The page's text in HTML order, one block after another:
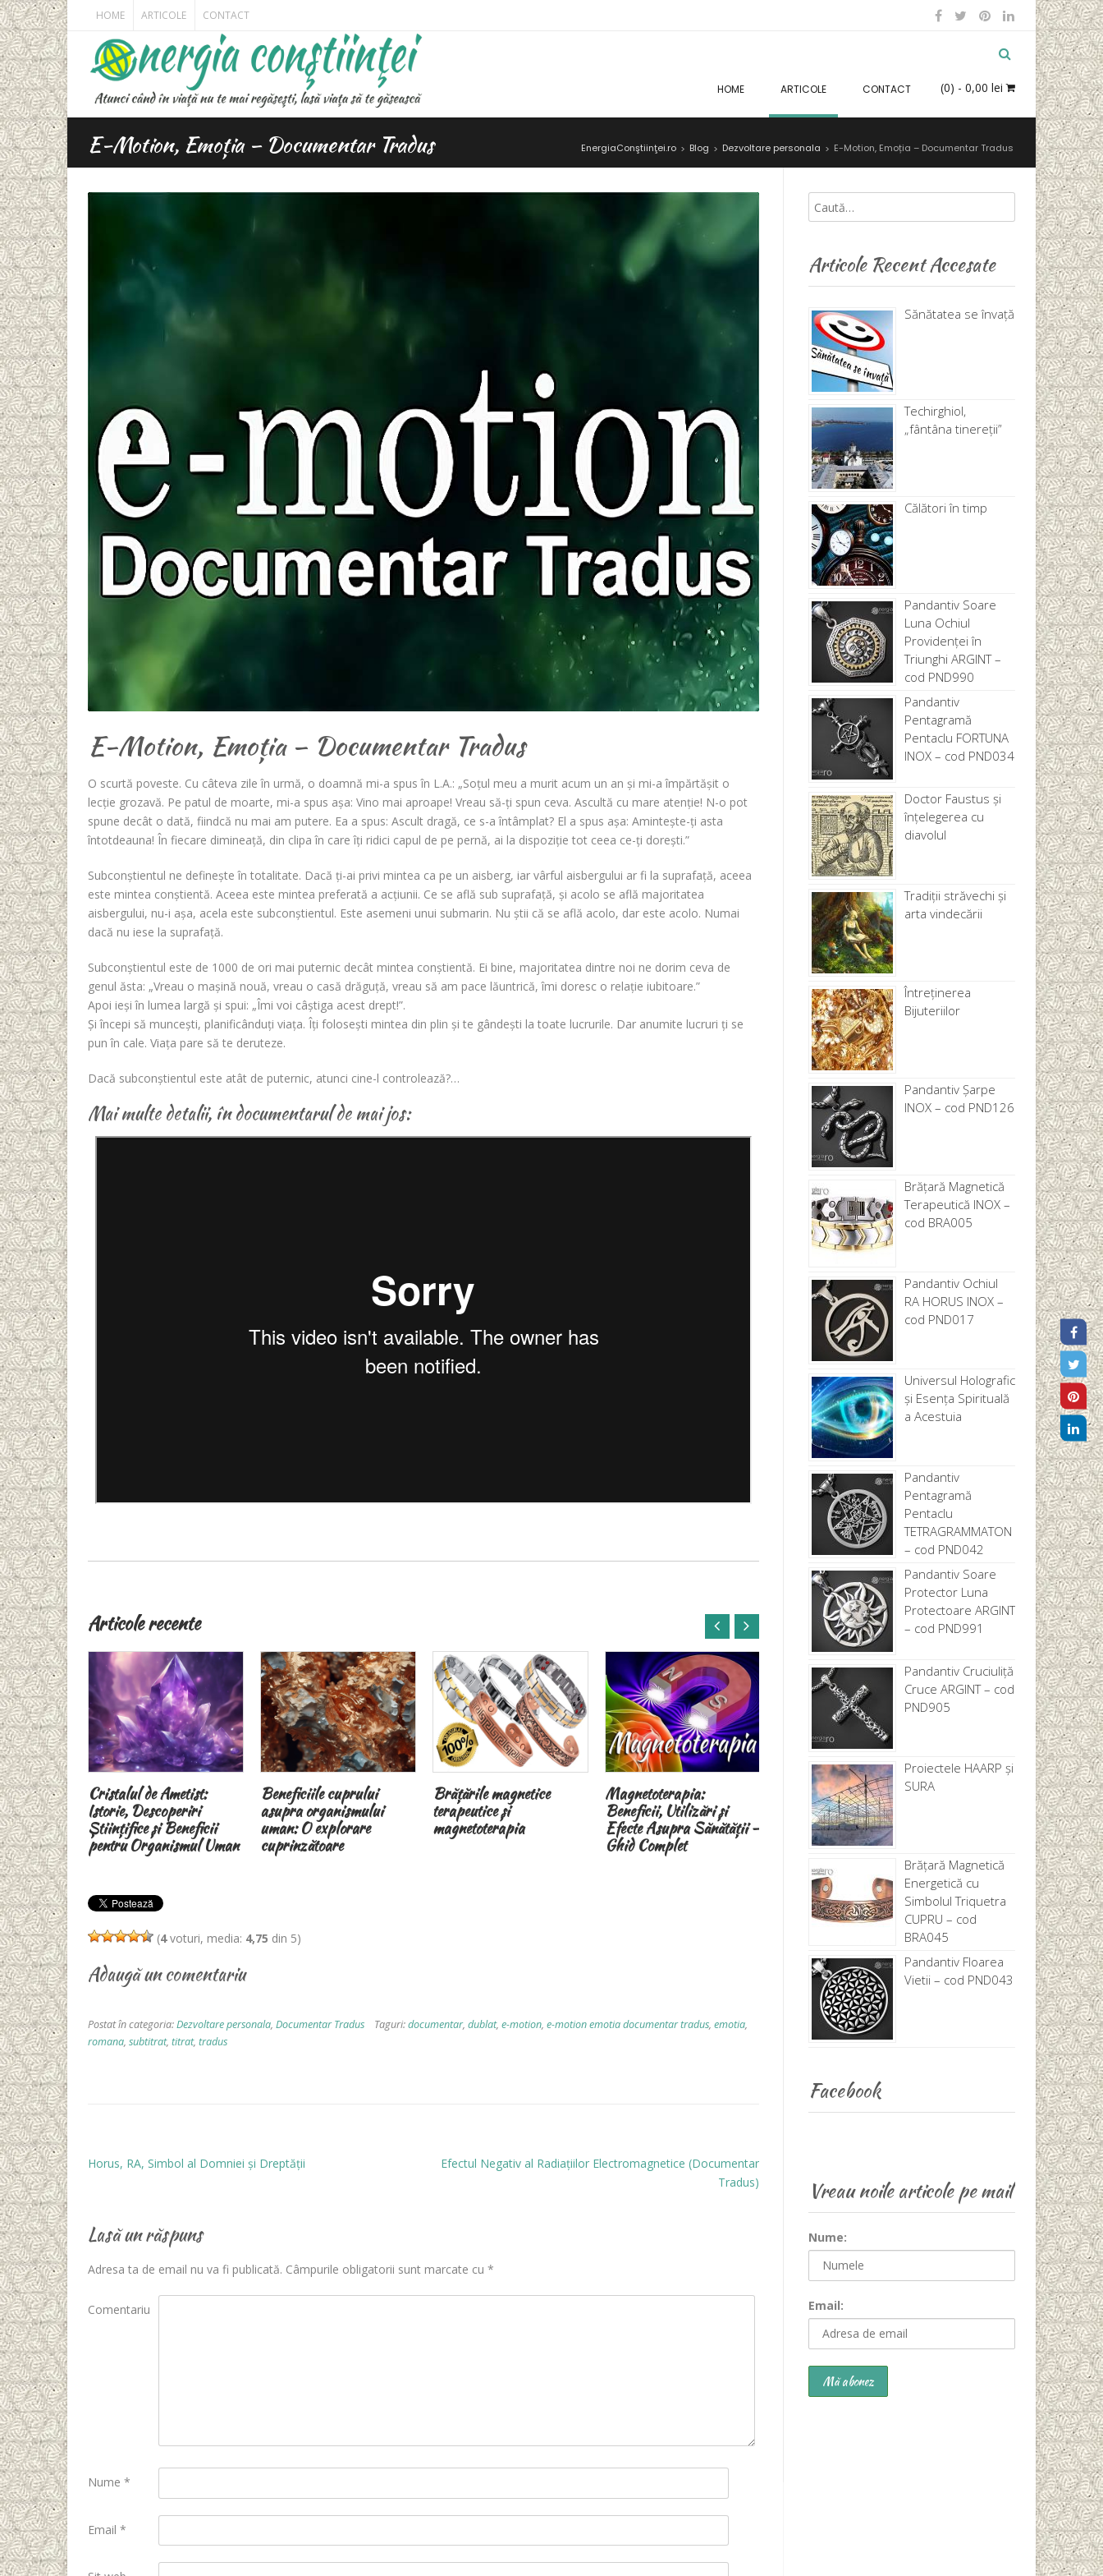
HOME ARTICOLE CONTACT
(0) - 0,00 lei
HOME ARTICOLE CONTACT
E-Motion, Emoția – Documentar Tradus EnergiaConştiinţei.ro > Blog > Dezvoltare personala > E-Motion, Emoția – Documentar Tradus
E-Motion, Emoția – Documentar Tradus
O scurtă poveste. Cu câteva zile în urmă, o doamnă mi-a spus în L.A.: „Soțul meu a murit acum un an și mi-a împărtășit o
lecție grozavă. Pe patul de moarte, mi-a spus așa: Vino mai aproape! Vreau să-ți spun ceva. Ascultă cu mare atenție! N-o pot
spune decât o dată, fiindcă nu mai am putere. Ea a spus: Ascult dragă, ce s-a întâmplat? El a spus așa: Amintește-ți asta
întotdeauna! În fiecare dimineață, din clipa în care îți ridici capul de pe pernă, ai la dispoziție tot ceea ce-ți dorești.”
Subconștientul ne definește în totalitate. Dacă ți-ai privi mintea ca pe un aisberg, iar vârful aisbergului ar fi la suprafață, aceea
este mintea conștientă. Aceea este mintea preferată a acțiunii. Ce se află sub suprafață, și acolo se află majoritatea
aisbergului, nu-i așa, acela este subconștientul. Este asemeni unui submarin. Nu știi că se află acolo, dar este acolo. Numai
dacă nu iese la suprafață.
Subconștientul este de 1000 de ori mai puternic decât mintea conștientă. Ei bine, majoritatea dintre noi ne dorim ceva de
genul ăsta: „Vreau o mașină nouă, vreau o casă drăguță, vreau să am pace lăuntrică, îmi doresc o relație iubitoare.”
Apoi ieși în lumea largă și spui: „Îmi voi câștiga acest drept!”.
Și începi să muncești, planificânduți viața. Îți folosești mintea din plin și te gândești la toate lucrurile. Dar anumite lucruri ți se
pun în cale. Viața pare să te deruteze.
Dacă subconștientul este atât de puternic, atunci cine-l controlează?…
Mai multe detalii, în documentarul de mai jos:
Articole recente
Uman
Beneficiile cuprului
asupra organismului
uman: O explorare
cuprinzătoare
Brățările magnetice
terapeutice și
magnetoterapia
Magnetoterapia:
Beneficii, Utilizări și
Efecte Asupra Sănătății –
Ghid Complet
Principiul Il Separatio Lupii din Romania
protejaţi datorită
britanicilor
Rugăciunea cu efect
(4voturi, media: 4,75 din 5)
Adaugă un comentariu
Postat în categoria:Dezvoltare personala, Documentar Tradus Taguri:documentar, dublat, e-motion, e-motion emotia documentar tradus, emotia,
romana, subtitrat, titrat, tradus
Horus, RA, Simbol al Domniei și Dreptății
Efectul Negativ al Radiațiilor Electromagnetice (Documentar
Tradus)
Lasă un răspuns
Adresa ta de email nu va fi publicată. Câmpurile obligatorii sunt marcate cu *
Comentariu
Nume *
Email *
Articole Recent Accesate
Sănătatea se învață
Techirghiol,
„fântâna tinereţii”
Călători în timp
Pandantiv Soare
Luna Ochiul
Providenței în
Triunghi ARGINT –
cod PND990
Pandantiv
Pentagramă
Pentaclu FORTUNA
INOX – cod PND034
Doctor Faustus și
înțelegerea cu
diavolul
Tradiții străvechi și
arta vindecării
Întreținerea
Bijuteriilor
Pandantiv Șarpe
INOX – cod PND126
Brăţară Magnetică
Terapeutică INOX –
cod BRA005
Pandantiv Ochiul
RA HORUS INOX –
cod PND017
Universul Holografic
și Esența Spirituală
a Acestuia
Pandantiv
Pentagramă
Pentaclu
TETRAGRAMMATON
– cod PND042
Pandantiv Soare
Protector Luna
Protectoare ARGINT
– cod PND991
Pandantiv Cruciuliță
Cruce ARGINT – cod
PND905
Proiectele HAARP și
SURA
Brăţară Magnetică
Energetică cu
Simbolul Triquetra
CUPRU – cod
BRA045
Pandantiv Floarea
Vietii – cod PND043
Facebook
Vreau noile articole pe mail
Nume:
Email: